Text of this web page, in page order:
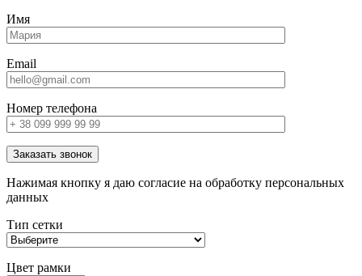
Имя
Email
Номер телефона
Заказать звонок
Нажимая кнопку я даю согласие на обработку персональных
данных
Тип сетки
Цвет рамки